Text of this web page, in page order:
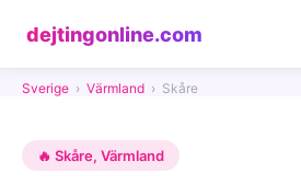
dejtingonline.com
Sverige › Värmland › Skåre
🔥 Skåre, Värmland